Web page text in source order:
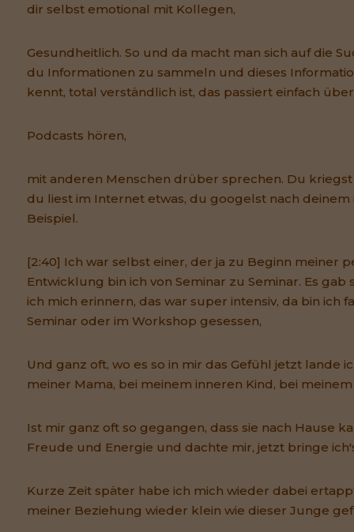
dir selbst emotional mit Kollegen,
Gesundheitlich. So und da macht man sich auf die
du Informationen zu sammeln und dieses
kennt, total verständlich ist, das passiert einfach
Podcasts hören,
mit anderen Menschen drüber sprechen. Du
du liest im Internet etwas, du googelst nach
Beispiel.
[2:40] Ich war selbst einer, der ja zu Beginn meiner
Entwicklung bin ich von Seminar zu Seminar. Es gab
ich mich erinnern, das war super intensiv, da bin ich
Seminar oder im Workshop gesessen,
Und ganz oft, wo es so in mir das Gefühl jetzt lande
meiner Mama, bei meinem inneren Kind, bei
Ist mir ganz oft so gegangen, dass sie nach Hause
Freude und Energie und dachte mir, jetzt bringe
Kurze Zeit später habe ich mich wieder dabei
meiner Beziehung wieder klein wie dieser Junge